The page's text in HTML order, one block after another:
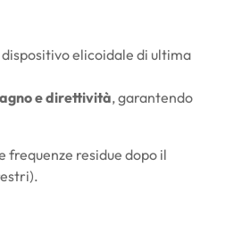
elicoidale di ultima
e direttività, garantendo
frequenze residue dopo il